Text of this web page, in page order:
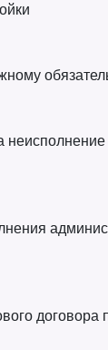
договора